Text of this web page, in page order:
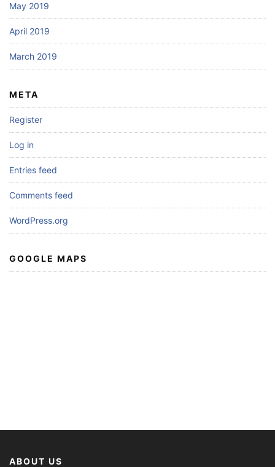
May 2019
April 2019
March 2019
META
Register
Log in
Entries feed
Comments feed
WordPress.org
GOOGLE MAPS
ABOUT US